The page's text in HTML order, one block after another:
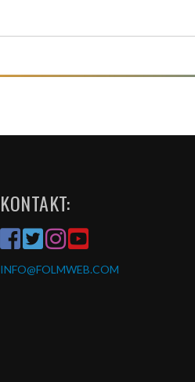
KONTAKT:
INFO@FOLMWEB.COM